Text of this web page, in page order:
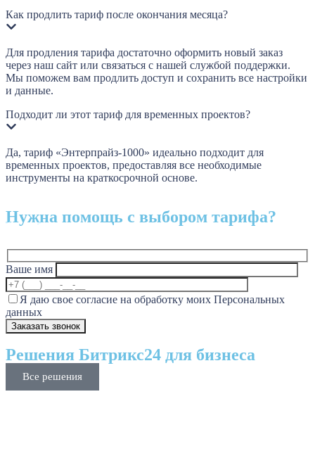
Как продлить тариф после окончания месяца?
Для продления тарифа достаточно оформить новый заказ
через наш сайт или связаться с нашей службой поддержки.
Мы поможем вам продлить доступ и сохранить все настройки
и данные.
Подходит ли этот тариф для временных проектов?
Да, тариф «Энтерпрайз-1000» идеально подходит для
временных проектов, предоставляя все необходимые
инструменты на краткосрочной основе.
Нужна помощь с выбором тарифа?
Ваше имя
Я даю свое согласие на обработку моих Персональных
данных
Решения Битрикс24 для бизнеса
Все решения